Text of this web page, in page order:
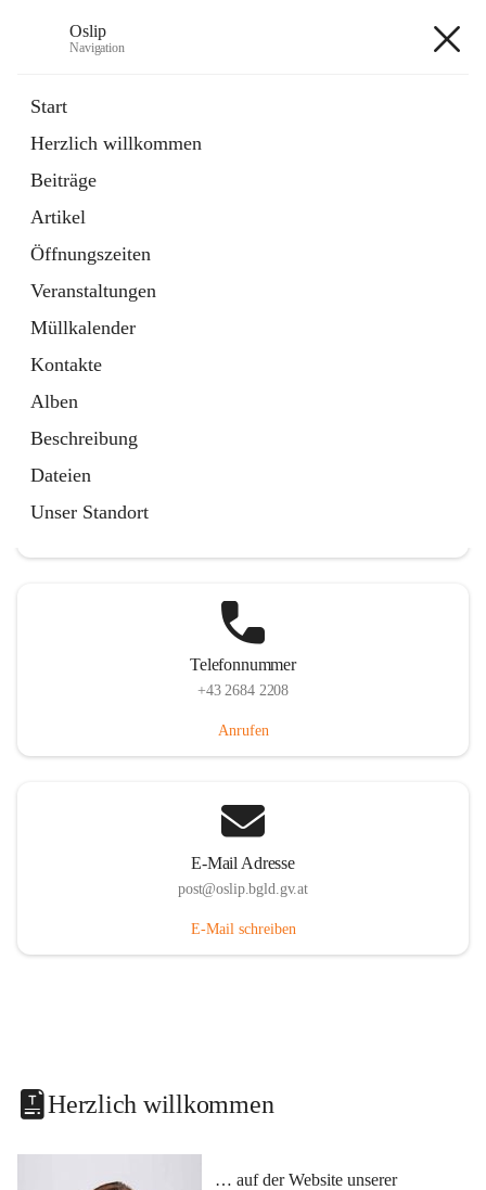
Oslip
Navigation
Start
Herzlich willkommen
Beiträge
Artikel
Öffnungszeiten
Veranstaltungen
Müllkalender
Kontakte
Alben
Beschreibung
Dateien
Unser Standort
Externe Webseite
in
Tab
Bundeskanzleramt Österreich
Externe Webseite
öffnet
in
neuem
Tab
Telefonnummer
+43 2684 2208
Anrufen
E-Mail Adresse
post@oslip.bgld.gv.at
E-Mail schreiben
Herzlich willkommen
… auf der Website unserer